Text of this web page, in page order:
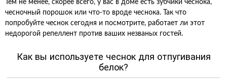
Тем не менее, скорее всего, у вас в доме есть зубчики чеснока,
чесночный порошок или что-то вроде чеснока. Так что
попробуйте чеснок сегодня и посмотрите, работает ли этот
недорогой репеллент против ваших незваных гостей.
Как вы используете чеснок для отпугивания
белок?